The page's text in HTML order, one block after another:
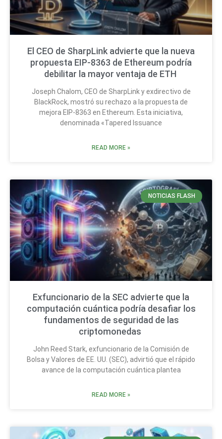
El CEO de SharpLink advierte que la nueva
propuesta EIP-8363 de Ethereum podría
debilitar la mayor ventaja de ETH
Joseph Chalom, CEO de SharpLink y exdirectivo de
BlackRock, mostró su rechazo a la propuesta de
mejora EIP-8363 en Ethereum. Esta iniciativa,
denominada «Tapered Issuance
READ MORE »
NOTICIAS FLASH
Exfuncionario de la SEC advierte que la
computación cuántica podría desafiar los
fundamentos de seguridad de las
criptomonedas
John Reed Stark, exfuncionario de la Comisión de
Bolsa y Valores de EE. UU. (SEC), advirtió que el rápido
avance de la computación cuántica plantea
READ MORE »